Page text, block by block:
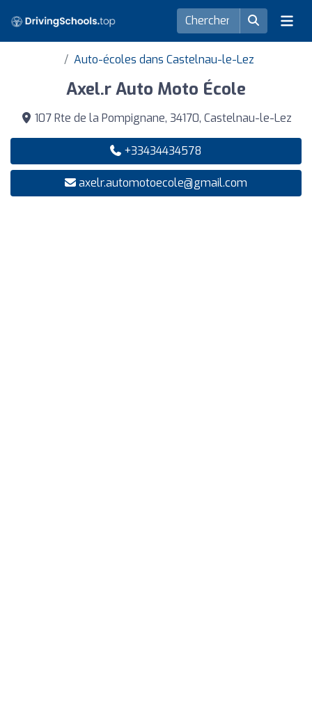
Auto-écoles dans Castelnau-le-Lez
Axel.r Auto Moto École
107 Rte de la Pompignane, 34170, Castelnau-le-Lez
+33434434578
axelr.automotoecole@gmail.com